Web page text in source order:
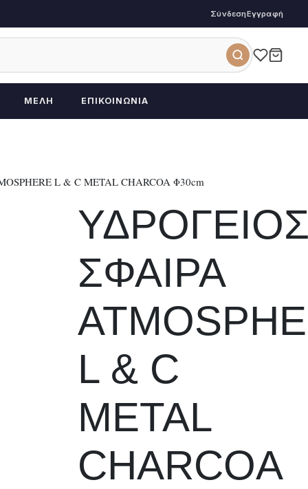
ΣύνδεσηΕγγραφή
ΜΈΛΗ ΕΠΙΚΟΙΝΩΝΊΑ
L & C METAL CHARCOA Φ30cm
ΣΦΑΙΡΑ
L & C
METAL
CHARCOA